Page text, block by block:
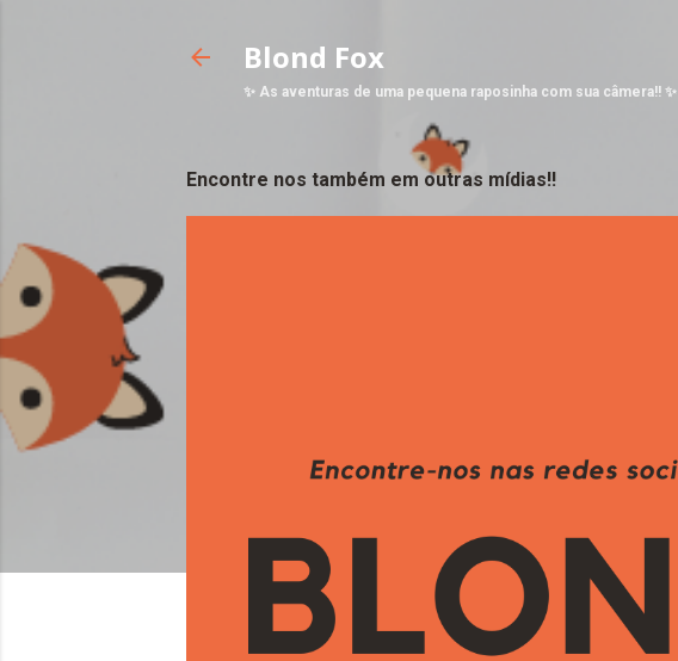
Blond Fox
✨ As aventuras de uma pequena raposinha com sua câmera!! ✨
Encontre nos também em outras mídias!!